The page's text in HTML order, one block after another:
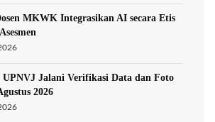
MKWK Integrasikan AI secara Etis
UPNVJ Jalani Verifikasi Data dan Foto
2026